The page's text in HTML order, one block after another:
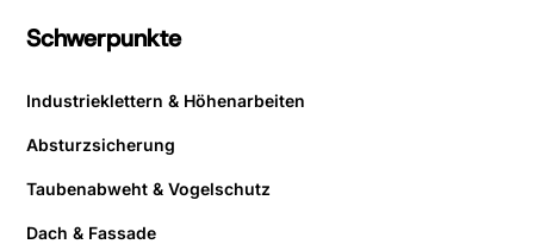
Schwerpunkte
Industrieklettern & Höhenarbeiten
Absturzsicherung
Taubenabweht & Vogelschutz
Dach & Fassade